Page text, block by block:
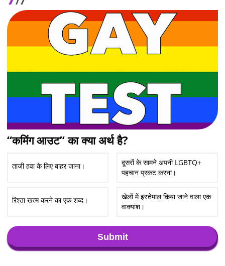
“कमिंग आउट” का क्या अर्थ है?
ताजी हवा के लिए बाहर जाना।
दूसरों के सामने अपनी LGBTQ+
पहचान प्रकट करना।
रिश्ता खत्म करने का एक शब्द।
खेलों में इस्तेमाल किया जाने वाला एक
वाक्यांश।
Submit